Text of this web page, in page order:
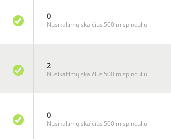
0
Nusikaltimų skaičius 500 m spinduliu
2
Nusikaltimų skaičius 500 m spinduliu
0
Nusikaltimų skaičius 500 m spinduliu